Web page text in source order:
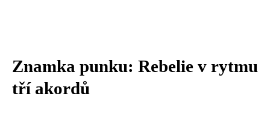
Znamka punku: Rebelie v rytmu
tří akordů